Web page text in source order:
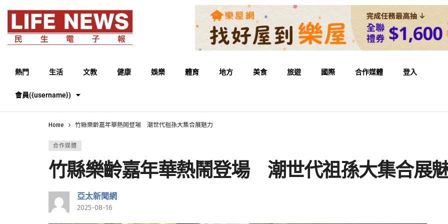
熱門 生活 文教 健康 娛樂 體育 地方 美食 旅遊 國際 合作媒體 登入
會員({username})
Home 竹縣樂齡嘉年華熱鬧登場 潮世代祖孫大集合展魅力
合作媒體
竹縣樂齡嘉年華熱鬧登場 潮世代祖孫大集合展
亞太新聞網
2025-08-16